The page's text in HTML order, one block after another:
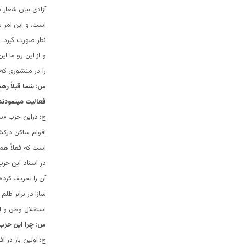
آزادی بیان
است. و این امر
نظر صورت گیرد.
و از این رو ما
را در منشوری
س: شما قبلاً
فعالیت
ج: دراین حزب
اقوام ساکن
است که فعلاً
در اسناد این
آن را تحریف
سازا در برابر
استقلال وطن و
س: چرا این
ج: اولین بار در